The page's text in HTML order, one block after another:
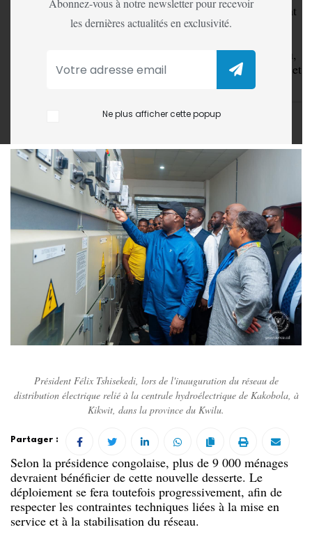
Abonnez-vous à notre newsletter pour recevoir
les dernières actualités en exclusivité.
Ne plus afficher cette popup
Le courant arrive enfin. Jeudi 26 mars 2026, le président
Félix Tshisekedi a procédé, à Kikwit, au lancement
centrale hydroélectrique de Kakobola. Un projet attendu,
destiné à desservir les provinces du Kwilu, du Kwango et
Président Félix Tshisekedi, lors de l'inauguration du réseau de
distribution électrique relié à la centrale hydroélectrique de Kakobola, à
Kikwit, dans la province du Kwilu.
Partager :
Selon la présidence congolaise, plus de 9 000 ménages
devraient bénéficier de cette nouvelle desserte. Le
déploiement se fera toutefois progressivement, afin de
respecter les contraintes techniques liées à la mise en
service et à la stabilisation du réseau.